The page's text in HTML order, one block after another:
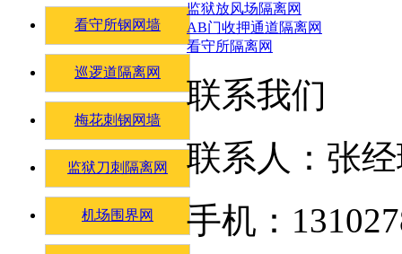
看守所钢网墙
巡逻道隔离网
梅花刺钢网墙
监狱刀刺隔离网
机场围界网
监狱放风场隔离网
AB门收押通道隔离网
看守所隔离网
联系我们
联系人：张
手机：